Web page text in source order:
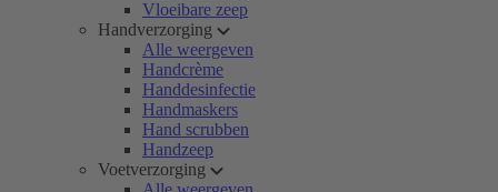
Vloeibare zeep
Handverzorging
Alle weergeven
Handcrème
Handdesinfectie
Handmaskers
Hand scrubben
Handzeep
Voetverzorging